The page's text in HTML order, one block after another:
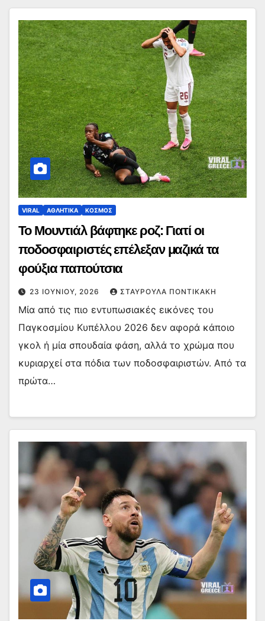
VIRAL ΑΘΛΗΤΙΚΑ ΚΟΣΜΟΣ
Το Μουντιάλ βάφτηκε ροζ: Γιατί οι
ποδοσφαιριστές επέλεξαν μαζικά τα
φούξια παπούτσια
23 ΙΟΥΝΊΟΥ, 2026 ΣΤΑΥΡΟΎΛΑ ΠΟΝΤΙΚΆΚΗ
Μία από τις πιο εντυπωσιακές εικόνες του
Παγκοσμίου Κυπέλλου 2026 δεν αφορά κάποιο
γκολ ή μία σπουδαία φάση, αλλά το χρώμα που
κυριαρχεί στα πόδια των ποδοσφαιριστών. Από τα
πρώτα…